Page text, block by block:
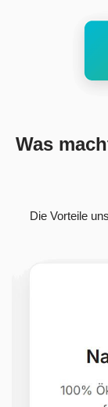
Was
Die Vorteile